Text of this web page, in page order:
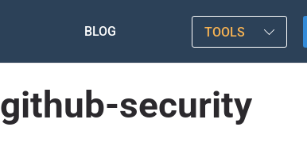
BLOG TOOLS
github-security